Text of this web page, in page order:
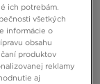
ich potrebám.
všetkých
informácie o
obsahu
produktov
reklamy
aj